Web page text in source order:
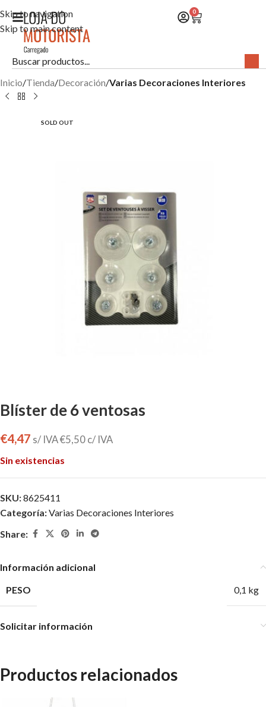
Skip to navigation
Skip to main content
0
Inicio Tienda Decoración Varias Decoraciones Interiores
SOLD OUT
Blíster de 6 ventosas
€4,47 s/ IVA€5,50 c/ IVA
Sin existencias
SKU:8625411
Categoría:Varias Decoraciones Interiores
Share:
Información adicional
PESO
0,1 kg
Solicitar información
Productos relacionados